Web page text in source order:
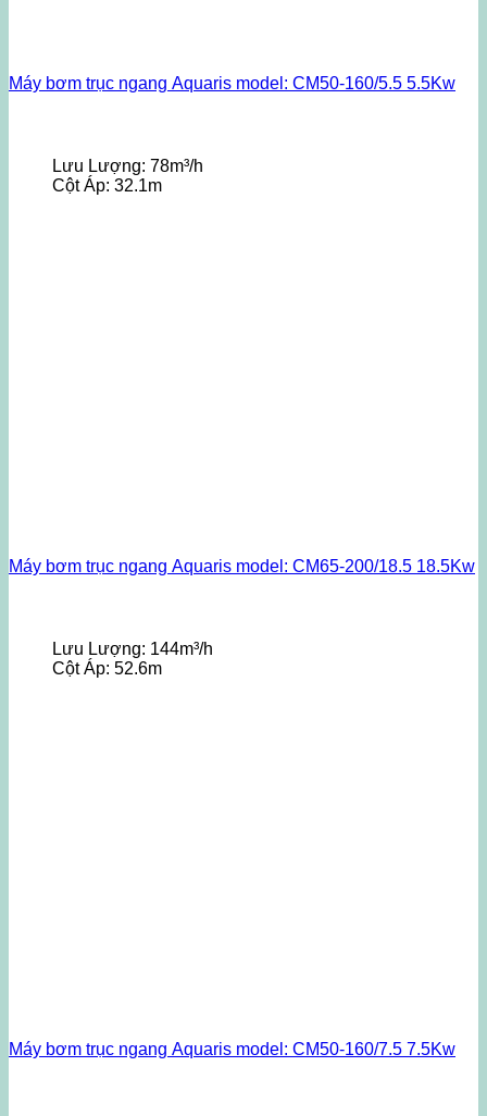
Máy bơm trục ngang Aquaris model: CM50-160/5.5 5.5Kw
Lưu Lượng: 78m³/h
Cột Áp: 32.1m
Máy bơm trục ngang Aquaris model: CM65-200/18.5 18.5Kw
Lưu Lượng: 144m³/h
Cột Áp: 52.6m
Máy bơm trục ngang Aquaris model: CM50-160/7.5 7.5Kw